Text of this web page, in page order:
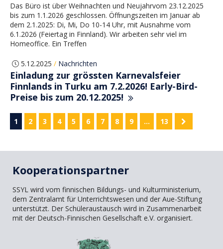
Das Büro ist über Weihnachten und Neujahrvom 23.12.2025
bis zum 1.1.2026 geschlossen. Öffnungszeiten im Januar ab
dem 2.1.2025: Di, Mi, Do 10-14 Uhr, mit Ausnahme vom
6.1.2026 (Feiertag in Finnland). Wir arbeiten sehr viel im
Homeoffice. Ein Treffen
5.12.2025/ Nachrichten
Einladung zur grössten Karnevalsfeier
Finnlands in Turku am 7.2.2026! Early-Bird-
Preise bis zum 20.12.2025!
1 2 3 4 5 6 7 8 9 … 13
Kooperationspartner
SSYL wird vom finnischen Bildungs- und Kulturministerium,
dem Zentralamt für Unterrichtswesen und der Aue-Stiftung
unterstützt. Der Schüleraustausch wird in Zusammenarbeit
mit der Deutsch-Finnischen Gesellschaft e.V. organisiert.